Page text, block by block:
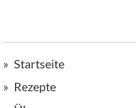
Startseite
Rezepte